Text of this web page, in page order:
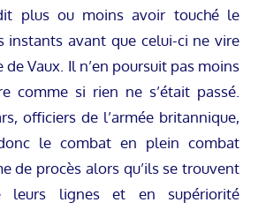
plus ou moins avoir touché le
instants avant que celui-ci ne vire
Vaux. Il n’en poursuit pas moins
comme si rien ne s’était passé.
officiers de l’armée britannique,
le combat en plein combat
de procès alors qu’ils se trouvent
leurs lignes et en supériorité